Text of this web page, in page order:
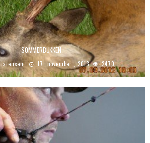
SOMMERBUKKEN
17. november , 2013 2470